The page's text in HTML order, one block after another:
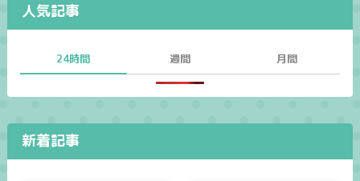
人気記事
24時間 週間 月間
新着記事